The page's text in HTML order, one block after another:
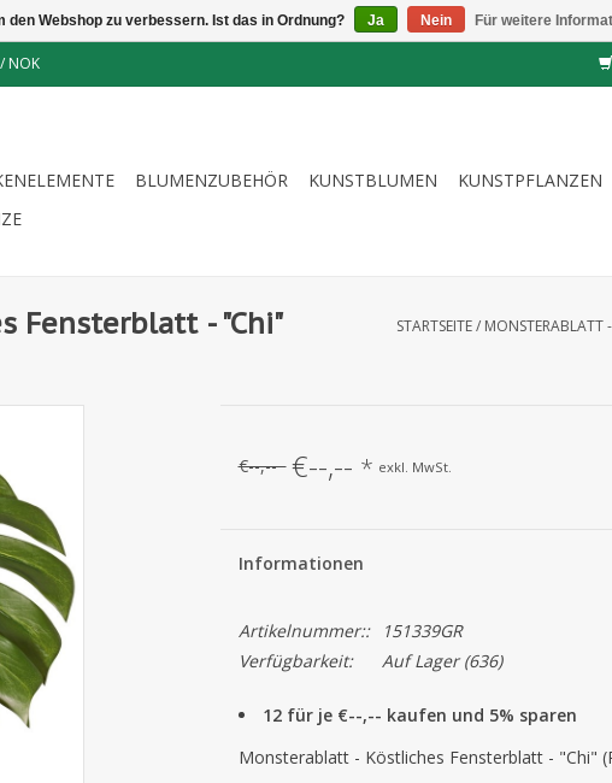
/ NOK
BLUMENZUBEHÖR KUNSTBLUMEN KUNSTPFLANZEN
Fensterblatt - "Chi"
STARTSEITE/ MONSTERABLATT
€--,-- €--,-- * exkl. MwSt.
Informationen
Artikelnummer::
151339GR
Verfügbarkeit:
Auf Lager(636)
12 für je €--,-- kaufen und 5% sparen
Monsterablatt - Köstliches Fensterblatt - "Chi"
Webshop zu verbessern. Ist das in Ordnung? Ja Nein Für weitere